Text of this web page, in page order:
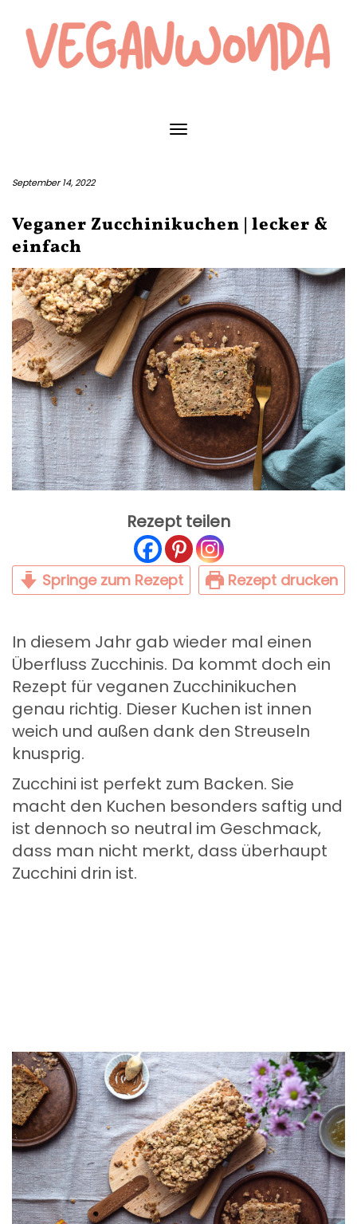
content
Toggle Navigation
September 14, 2022
Veganer Zucchinikuchen | lecker &
einfach
Rezept teilen
Springe zum Rezept Rezept drucken
In diesem Jahr gab wieder mal einen
Überfluss Zucchinis. Da kommt doch ein
Rezept für veganen Zucchinikuchen
genau richtig. Dieser Kuchen ist innen
weich und außen dank den Streuseln
knusprig.
Zucchini ist perfekt zum Backen. Sie
macht den Kuchen besonders saftig und
ist dennoch so neutral im Geschmack,
dass man nicht merkt, dass überhaupt
Zucchini drin ist.